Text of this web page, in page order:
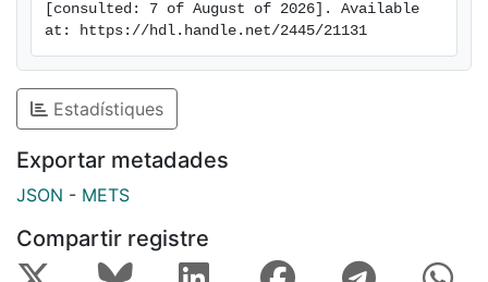
[consulted: 7 of August of 2026]. Available
at: https://hdl.handle.net/2445/21131
Estadístiques
Exportar metadades
JSON - METS
Compartir registre